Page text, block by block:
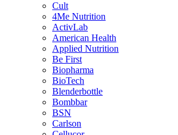
Cult
4Me Nutrition
ActivLab
American Health
Applied Nutrition
Be First
Biopharma
BioTech
Blenderbottle
Bombbar
BSN
Carlson